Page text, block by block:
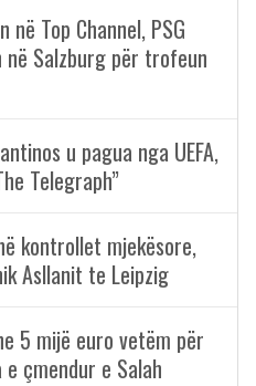
në Top Channel, PSG
në Salzburg për trofeun
u pagua nga UEFA,
Telegraph”
kontrollet mjekësore,
Asllanit te Leipzig
5 mijë euro vetëm për
çmendur e Salah